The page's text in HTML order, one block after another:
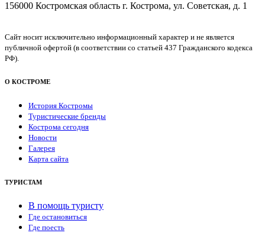
156000 Костромская область г. Кострома, ул. Советская, д. 1
Сайт носит исключительно информационный характер и не является
публичной офертой (в соответствии со статьей 437 Гражданского кодекса
РФ).
О КОСТРОМЕ
История Костромы
Туристические бренды
Кострома сегодня
Новости
Галерея
Карта сайта
ТУРИСТАМ
В помощь туристу
Где остановиться
Где поесть